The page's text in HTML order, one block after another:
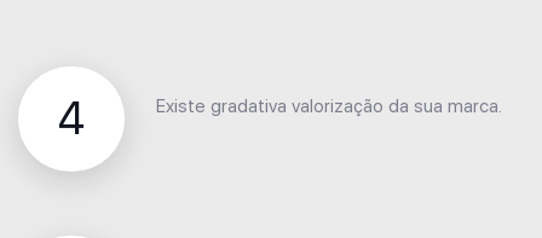
4 Existe gradativa valorização da sua marca.